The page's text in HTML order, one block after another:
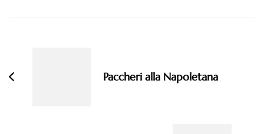
Paccheri alla Napoletana